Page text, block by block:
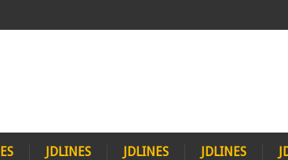
JDLINES JDLINES JDLINES